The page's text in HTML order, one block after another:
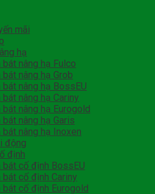
mãi
hạ
bát nâng hạ Fulco
bát nâng hạ Grob
bát nâng hạ BossEU
bát nâng hạ Cariny
bát nâng hạ Eurogold
bát nâng hạ Garis
bát nâng hạ Inoxen
động
định
bát cố định BossEU
bát cố định Cariny
bát cố định Eurogold